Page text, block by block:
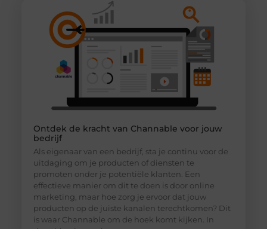
Ontdek de kracht van Channable voor jouw
bedrijf
Als eigenaar van een bedrijf, sta je continu voor de
uitdaging om je producten of diensten te
promoten onder je potentiële klanten. Een
effectieve manier om dit te doen is door online
marketing, maar hoe zorg je ervoor dat jouw
producten op de juiste kanalen terechtkomen? Dit
is waar Channable om de hoek komt kijken. In